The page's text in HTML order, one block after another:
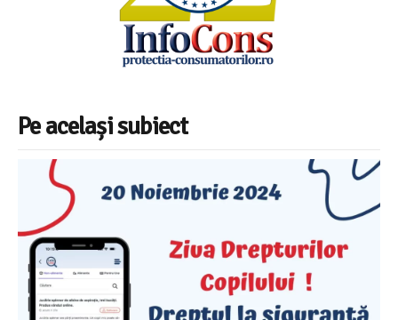
Pe același subiect